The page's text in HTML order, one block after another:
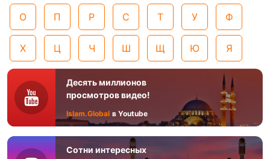
О П Р С Т У Ф
Х Ц Ч Ш Щ Ю Я
Десять миллионов
просмотров видео!
Islam.Global в Youtube
Сотни интересных